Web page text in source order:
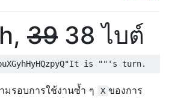
39 38 ไบต์
มรอบการใช้งานซ้ำ ๆ X ของการ